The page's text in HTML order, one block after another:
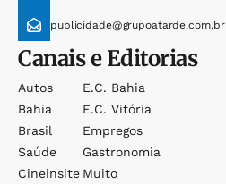
publicidade@grupoatarde.com.br
Canais e Editorias
Autos
Bahia
Brasil
Saúde
Cineinsite
E.c. Bahia
E.c. Vitória
Empregos
Gastronomia
Muito